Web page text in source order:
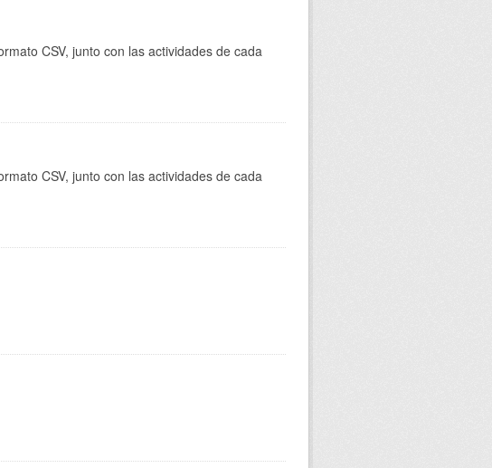
CSV, junto con las actividades de cada
CSV, junto con las actividades de cada